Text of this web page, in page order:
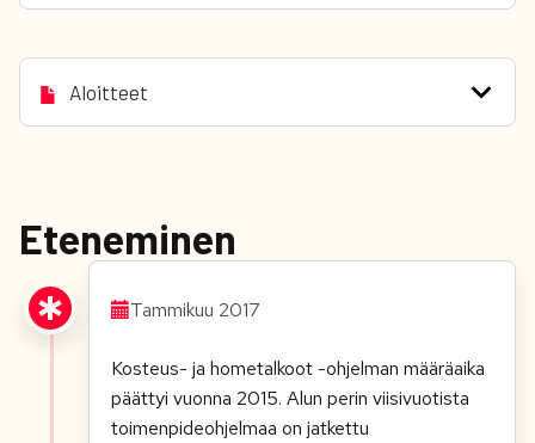
Aloitteet
Eteneminen
Tammikuu 2017
Kosteus- ja hometalkoot -ohjelman määräaika
päättyi vuonna 2015. Alun perin viisivuotista
toimenpideohjelmaa on jatkettu